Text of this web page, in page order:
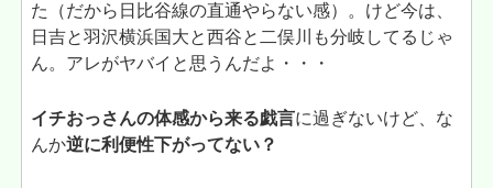
た（だから日比谷線の直通やらない感）。けど今は、
日吉と羽沢横浜国大と西谷と二俣川も分岐してるじゃ
ん。アレがヤバイと思うんだよ・・・
イチおっさんの体感から来る戯言に過ぎないけど、な
んか逆に利便性下がってない？